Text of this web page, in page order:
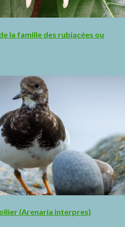
la famille des rubiacées ou
(Arenaria interpres)